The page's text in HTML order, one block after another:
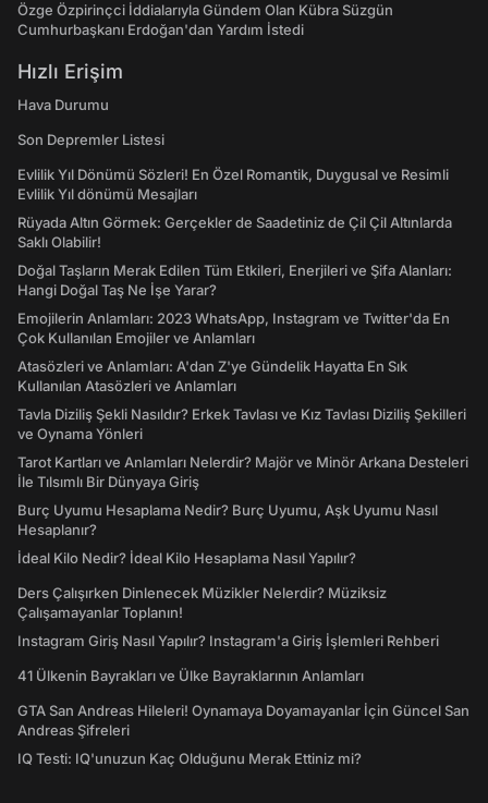
Özge Özpirinçci İddialarıyla Gündem Olan Kübra Süzgün
Cumhurbaşkanı Erdoğan'dan Yardım İstedi
Hızlı Erişim
Hava Durumu
Son Depremler Listesi
Evlilik Yıl Dönümü Sözleri! En Özel Romantik, Duygusal ve Resimli
Evlilik Yıl dönümü Mesajları
Rüyada Altın Görmek: Gerçekler de Saadetiniz de Çil Çil Altınlarda
Saklı Olabilir!
Doğal Taşların Merak Edilen Tüm Etkileri, Enerjileri ve Şifa Alanları:
Hangi Doğal Taş Ne İşe Yarar?
Emojilerin Anlamları: 2023 WhatsApp, Instagram ve Twitter'da En
Çok Kullanılan Emojiler ve Anlamları
Atasözleri ve Anlamları: A'dan Z'ye Gündelik Hayatta En Sık
Kullanılan Atasözleri ve Anlamları
Tavla Diziliş Şekli Nasıldır? Erkek Tavlası ve Kız Tavlası Diziliş Şekilleri
ve Oynama Yönleri
Tarot Kartları ve Anlamları Nelerdir? Majör ve Minör Arkana Desteleri
İle Tılsımlı Bir Dünyaya Giriş
Burç Uyumu Hesaplama Nedir? Burç Uyumu, Aşk Uyumu Nasıl
Hesaplanır?
İdeal Kilo Nedir? İdeal Kilo Hesaplama Nasıl Yapılır?
Ders Çalışırken Dinlenecek Müzikler Nelerdir? Müziksiz
Çalışamayanlar Toplanın!
Instagram Giriş Nasıl Yapılır? Instagram'a Giriş İşlemleri Rehberi
41 Ülkenin Bayrakları ve Ülke Bayraklarının Anlamları
GTA San Andreas Hileleri! Oynamaya Doyamayanlar İçin Güncel San
Andreas Şifreleri
IQ Testi: IQ'unuzun Kaç Olduğunu Merak Ettiniz mi?